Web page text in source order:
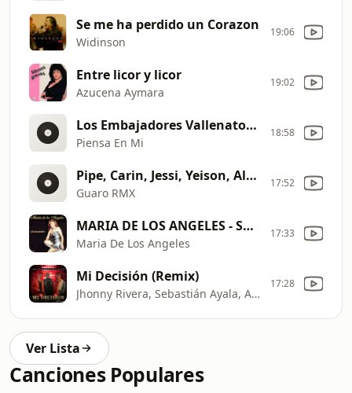
Se me ha perdido un Corazon
Widinson
19:06
Entre licor y licor
Azucena Aymara
19:02
Los Embajadores Vallenatos (Video Oficial )/Discos Fuentes
Piensa En Mi
18:58
Pipe, Carin, Jessi, Yeison, Alzate, Da
Guaro RMX
17:52
MARIA DE LOS ANGELES - SOLO RECUERDOS
Maria De Los Angeles
17:33
Mi Decisión (Remix)
Jhonny Rivera, Sebastián Ayala, Andy Rivera
17:28
Ver Lista
Canciones Populares